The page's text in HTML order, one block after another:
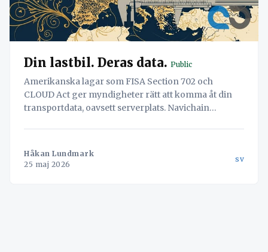
Din lastbil. Deras data. Public
Amerikanska lagar som FISA Section 702 och
CLOUD Act ger myndigheter rätt att komma åt din
transportdata, oavsett serverplats. Navichain
Håkan Lundmark
25 maj 2026
sv